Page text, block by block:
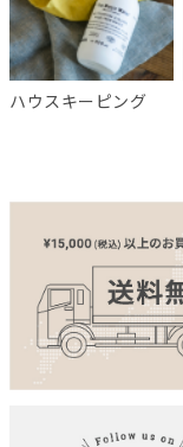
ハウスキーピング